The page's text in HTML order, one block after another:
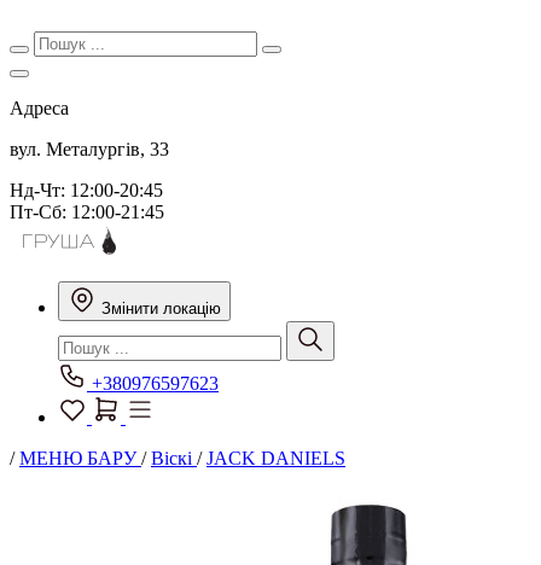
Адреса
вул. Металургів, 33
Нд-Чт: 12:00-20:45
Пт-Сб: 12:00-21:45
Змінити локацію
+380976597623
/МЕНЮ БАРУ/Віскі /JACK DANIELS